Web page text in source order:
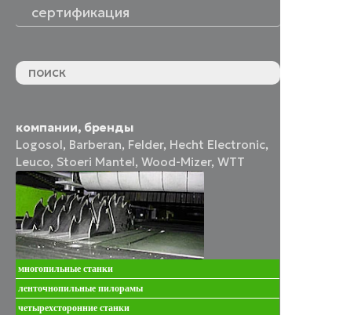
сертификация
компании, бренды
Logosol, Barberan, Felder, Hecht Electronic,
Leuco, Stoeri Mantel,Wood-Mizer,WTT
многопильные станки
ленточнопильные пилорамы
четырехсторонние станки